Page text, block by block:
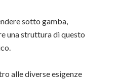
sotto gamba,
una struttura di questo
alle diverse esigenze